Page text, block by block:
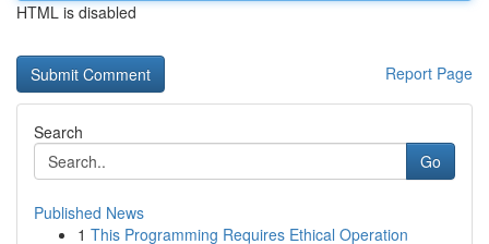
HTML is disabled
Report Page
Search
Go
Published News
1 This Programming Requires Ethical Operation